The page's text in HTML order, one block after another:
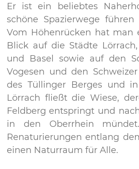
Er ist ein beliebtes
schöne Spazierwege
Vom Höhenrücken hat man
Blick auf die Städte
und Basel sowie auf den
Vogesen und den
des Tüllinger Berges und
Lörrach fließt die Wiese,
Feldberg entspringt und
in den Oberrhein
Renaturierungen entlang
einen Naturraum für Alle.